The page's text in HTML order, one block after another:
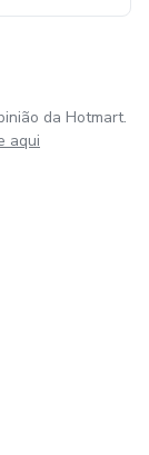
da Hotmart.
aqui